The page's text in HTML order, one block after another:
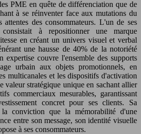
PME en quête de différenciation que de
à se réinventer face aux mutations du
des consommateurs. L'un de ses
consistait à repositionner une marque
en créant un univers visuel et verbal
une hausse de 40% de la notoriété
expertise couvre l'ensemble des supports
urbain aux objets promotionnels, en
multicanales et les dispositifs d'activation
valeur stratégique unique en sachant allier
commerciaux mesurables, garantissant
concret pour ses clients. Sa
conviction que la mémorabilité d'une
entre son message, son identité visuelle
à ses consommateurs.